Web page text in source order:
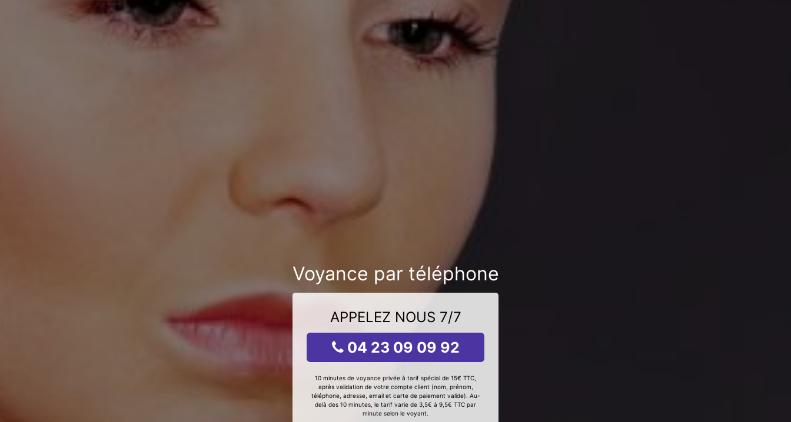
Voyance par téléphone
APPELEZ NOUS 7/7
04 23 09 09 92
10 minutes de voyance privée à tarif spécial de 15€ TTC,
après validation de votre compte client (nom, prénom,
téléphone, adresse, email et carte de paiement valide). Au-
delà des 10 minutes, le tarif varie de 3,5€ à 9,5€ TTC par
minute selon le voyant.